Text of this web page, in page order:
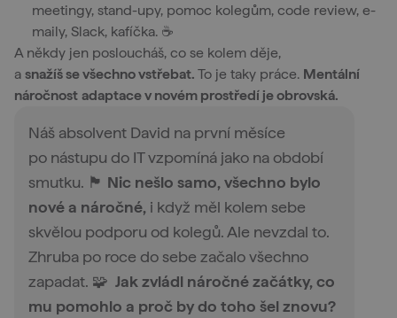
meetingy, stand-upy, pomoc kolegům, code review, e-
maily, Slack, kafíčka. ☕️
A někdy jen posloucháš, co se kolem děje,
a snažíš se všechno vstřebat. To je taky práce. Mentální
náročnost adaptace v novém prostředí je obrovská.
Náš absolvent David na první měsíce
po nástupu do IT vzpomíná jako na období
smutku. 🏴 Nic nešlo samo, všechno bylo
nové a náročné, i když měl kolem sebe
skvělou podporu od kolegů. Ale nevzdal to.
Zhruba po roce do sebe začalo všechno
zapadat. 🧩 Jak zvládl náročné začátky, co
mu pomohlo a proč by do toho šel znovu?